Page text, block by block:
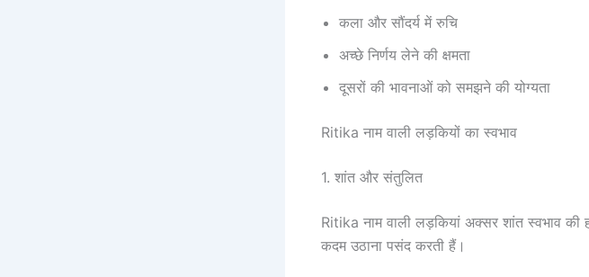
कला और सौंदर्य में रुचि
अच्छे निर्णय लेने की क्षमता
दूसरों की भावनाओं को समझने की योग्यता
Ritika नाम वाली लड़कियों का स्वभाव
1. शांत और संतुलित
Ritika नाम वाली लड़कियां अक्सर शांत स्वभाव
कदम उठाना पसंद करती हैं।